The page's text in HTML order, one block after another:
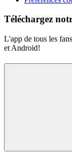
Téléchargez
L'app de tous les
et Android!